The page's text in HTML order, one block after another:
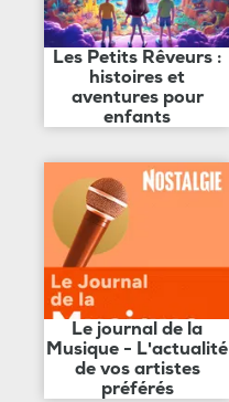
Les Petits Rêveurs :
histoires et
aventures pour
enfants
Le journal de la
Musique - L'actualité
de vos artistes
préférés